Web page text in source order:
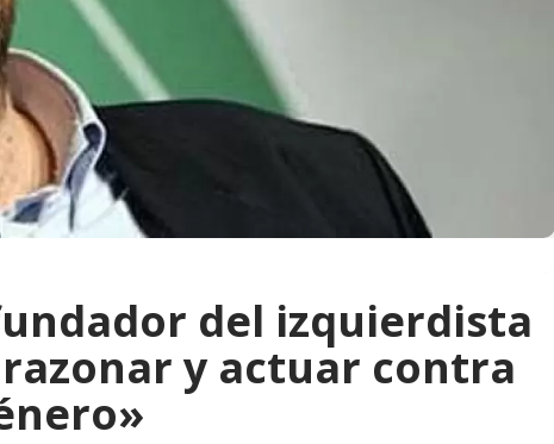
del izquierdista
y actuar contra